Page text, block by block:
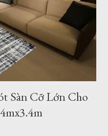
Sàn Cỡ Lớn Cho